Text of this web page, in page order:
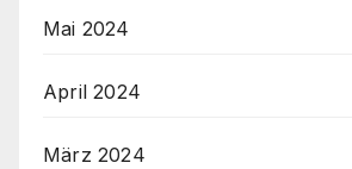
Mai 2024
April 2024
März 2024